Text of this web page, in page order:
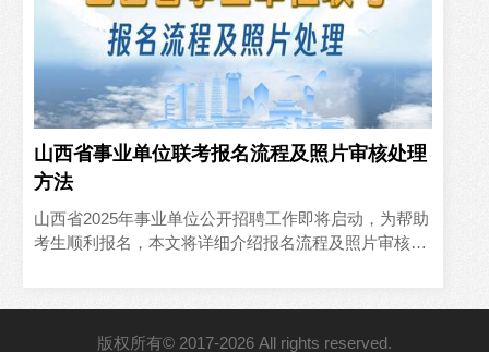
山西省事业单位联考报名流程及照片审核处理
方法
山西省2025年事业单位公开招聘工作即将启动，为帮助
考生顺利报名，本文将详细介绍报名流程及照片审核处
版权所有© 2017-2026 All rights reserved.